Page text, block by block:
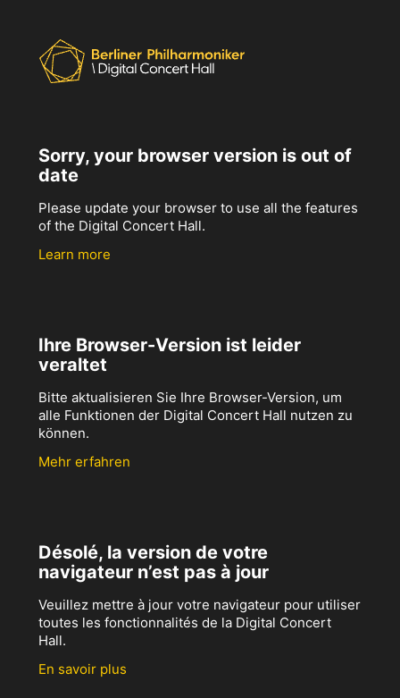
Sorry, your browser version is out of
date
Please update your browser to use all the features
of the Digital Concert Hall.
Learn more
Ihre Browser-Version ist leider
veraltet
Bitte aktualisieren Sie Ihre Browser-Version, um
alle Funktionen der Digital Concert Hall nutzen zu
können.
Mehr erfahren
Désolé, la version de votre
navigateur n’est pas à jour
Veuillez mettre à jour votre navigateur pour utiliser
toutes les fonctionnalités de la Digital Concert
Hall.
En savoir plus